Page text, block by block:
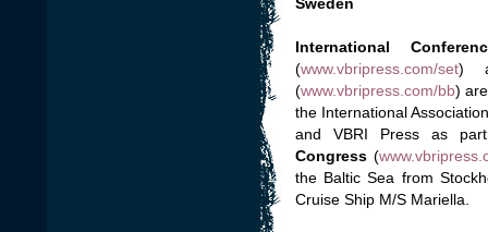
International
(www.vbripress.com/set)
(www.vbripress.com/bb)
the International
and VBRI Press as
Congress(
the Baltic Sea from
Cruise Ship M/S Mariella.